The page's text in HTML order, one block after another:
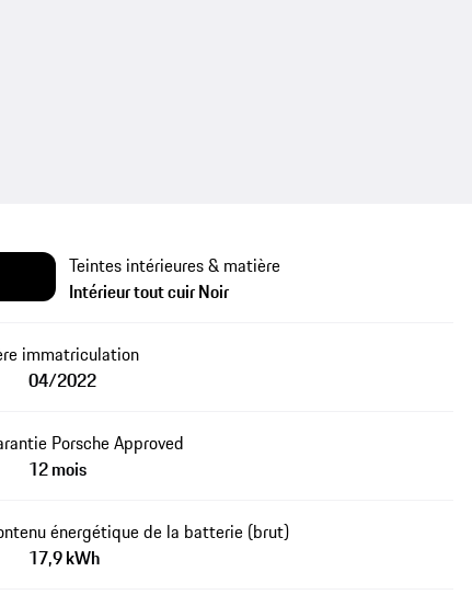
Teintes intérieures & matière
Intérieur tout cuir Noir
immatriculation
04/2022
Porsche Approved
12 mois
énergétique de la batterie (brut)
17,9 kWh